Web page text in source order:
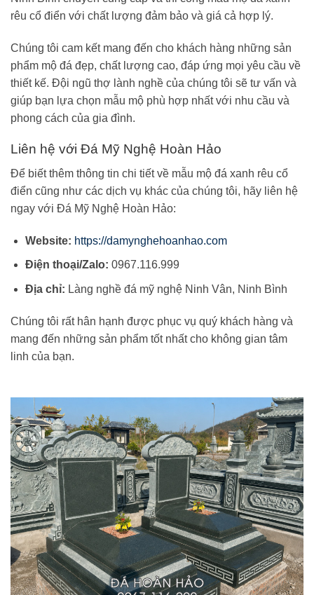
rêu cổ điển với chất lượng đảm bảo và giá cả hợp lý.
Chúng tôi cam kết mang đến cho khách hàng những sản
phẩm mộ đá đẹp, chất lượng cao, đáp ứng mọi yêu cầu về
thiết kế. Đội ngũ thợ lành nghề của chúng tôi sẽ tư vấn và
giúp bạn lựa chọn mẫu mộ phù hợp nhất với nhu cầu và
phong cách của gia đình.
Liên hệ với Đá Mỹ Nghệ Hoàn Hảo
Để biết thêm thông tin chi tiết về mẫu mộ đá xanh rêu cổ
điển cũng như các dịch vụ khác của chúng tôi, hãy liên hệ
ngay với Đá Mỹ Nghệ Hoàn Hảo:
Website: https://damynghehoanhao.com
Điện thoại/Zalo: 0967.116.999
Địa chỉ: Làng nghề đá mỹ nghệ Ninh Vân, Ninh Bình
Chúng tôi rất hân hạnh được phục vụ quý khách hàng và
mang đến những sản phẩm tốt nhất cho không gian tâm
linh của bạn.